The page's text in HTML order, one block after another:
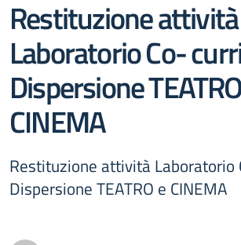
Restituzione attività
Laboratorio Co-
Dispersione
CINEMA
Restituzione attività Laboratorio
Dispersione TEATRO e CINEMA